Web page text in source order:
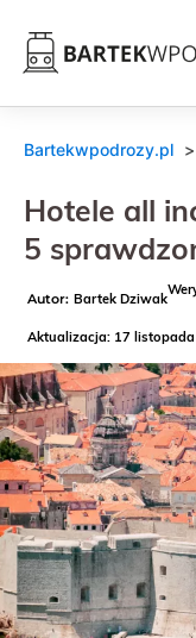
Bartekwpodrozy.pl
Hotele all
5
Bartek Dziwak
Aktualizacja: 17